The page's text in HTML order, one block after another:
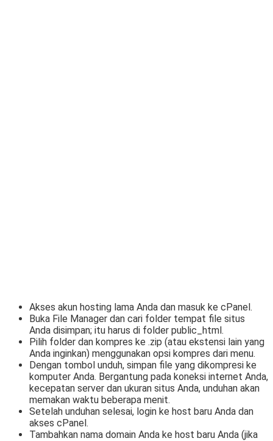
Akses akun hosting lama Anda dan masuk ke cPanel.
Buka File Manager dan cari folder tempat file situs
Anda disimpan; itu harus di folder public_html.
Pilih folder dan kompres ke .zip (atau ekstensi lain yang
Anda inginkan) menggunakan opsi kompres dari menu.
Dengan tombol unduh, simpan file yang dikompresi ke
komputer Anda. Bergantung pada koneksi internet Anda,
kecepatan server dan ukuran situs Anda, unduhan akan
memakan waktu beberapa menit.
Setelah unduhan selesai, login ke host baru Anda dan
akses cPanel.
Tambahkan nama domain Anda ke host baru Anda (jika